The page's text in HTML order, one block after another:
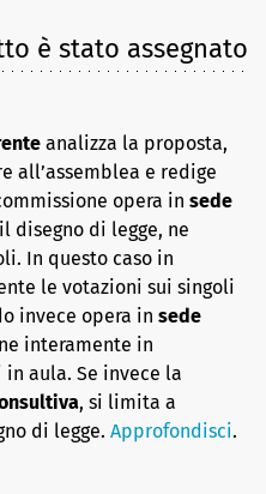
è stato assegnato
analizza la proposta,
all’assemblea e redige
opera in sede
disegno di legge, ne
In questo caso in
le votazioni sui singoli
invece opera in sede
interamente in
aula. Se invece la
, si limita a
di legge. Approfondisci.